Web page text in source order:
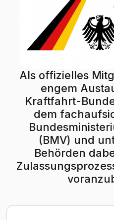
Als offizielles
engem
Kraftfahrt-
dem
(BMV) und
Behörden